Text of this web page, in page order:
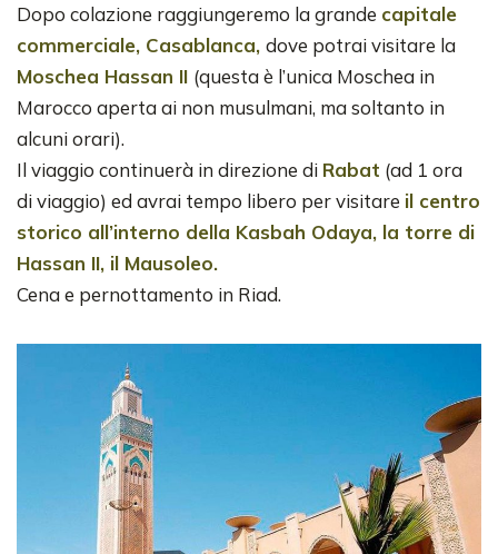
Dopo colazione raggiungeremo la grande capitale
commerciale, Casablanca, dove potrai visitare la
Moschea Hassan II (questa è l’unica Moschea in
Marocco aperta ai non musulmani, ma soltanto in
alcuni orari).
Il viaggio continuerà in direzione di Rabat (ad 1 ora
di viaggio) ed avrai tempo libero per visitare il centro
storico all’interno della Kasbah Odaya, la torre di
Hassan II, il Mausoleo.
Cena e pernottamento in Riad.